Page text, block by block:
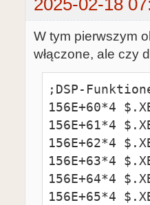
2025-02-18
W tym pierwszym
włączone, ale czy
;DSP-
156E+60*4
156E+61*4
156E+62*4
156E+63*4
156E+64*4
156E+65*4